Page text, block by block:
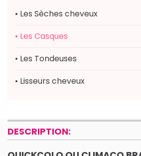
• Les Sèches cheveux
• Les Casques
• Les Tondeuses
• Lisseurs cheveux
DESCRIPTION: